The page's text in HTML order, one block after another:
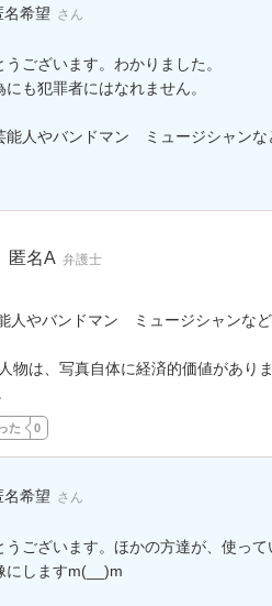
名希望 さん
うございます。わかりました。
にも犯罪者にはなれません。
能人やバンドマン　ミュージシャン
匿名A 弁護士
人やバンドマン　ミュージシャンな
物は、写真自体に経済的価値があり
た 0
名希望 さん
うございます。ほかの方達が、使っ
にしますm(__)m